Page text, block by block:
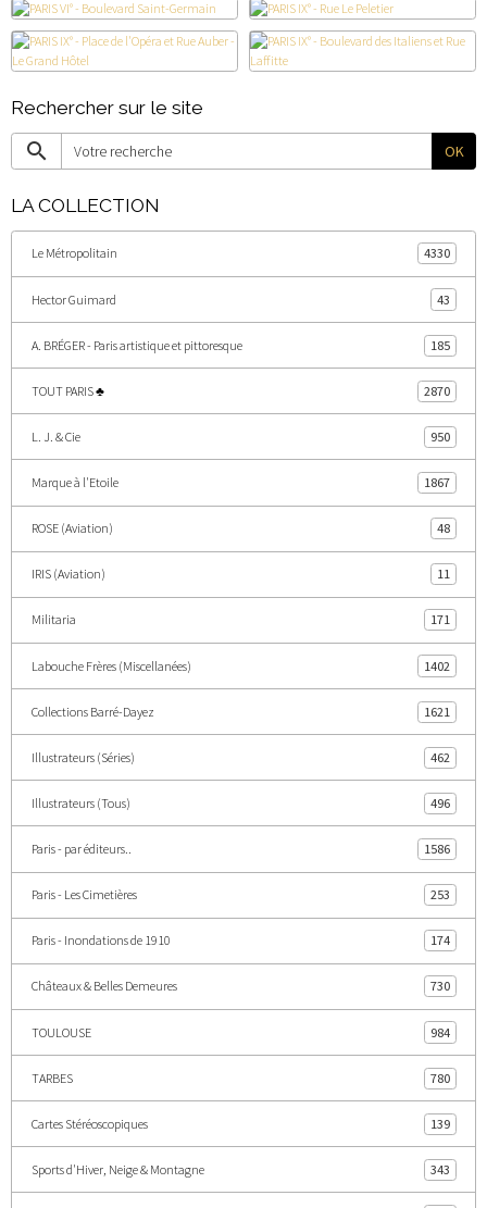
Rechercher sur le site
OK
LA COLLECTION
Le Métropolitain 4330
Hector Guimard 43
A. BRÉGER - Paris artistique et pittoresque 185
TOUT PARIS ♣ 2870
L. J. & Cie 950
Marque à l'Etoile 1867
ROSE (Aviation) 48
IRIS (Aviation) 11
Militaria 171
Labouche Frères (Miscellanées) 1402
Collections Barré-Dayez 1621
Illustrateurs (Séries) 462
Illustrateurs (Tous) 496
Paris - par éditeurs.. 1586
Paris - Les Cimetières 253
Paris - Inondations de 1910 174
Châteaux & Belles Demeures 730
TOULOUSE 984
TARBES 780
Cartes Stéréoscopiques 139
Sports d'Hiver, Neige & Montagne 343